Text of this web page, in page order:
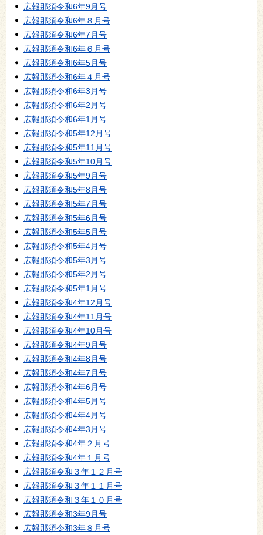
広報那須令和6年9月号
広報那須令和6年８月号
広報那須令和6年7月号
広報那須令和6年６月号
広報那須令和6年5月号
広報那須令和6年４月号
広報那須令和6年3月号
広報那須令和6年2月号
広報那須令和6年1月号
広報那須令和5年12月号
広報那須令和5年11月号
広報那須令和5年10月号
広報那須令和5年9月号
広報那須令和5年8月号
広報那須令和5年7月号
広報那須令和5年6月号
広報那須令和5年5月号
広報那須令和5年4月号
広報那須令和5年3月号
広報那須令和5年2月号
広報那須令和5年1月号
広報那須令和4年12月号
広報那須令和4年11月号
広報那須令和4年10月号
広報那須令和4年9月号
広報那須令和4年8月号
広報那須令和4年7月号
広報那須令和4年6月号
広報那須令和4年5月号
広報那須令和4年4月号
広報那須令和4年3月号
広報那須令和4年２月号
広報那須令和4年１月号
広報那須令和３年１２月号
広報那須令和３年１１月号
広報那須令和３年１０月号
広報那須令和3年9月号
広報那須令和3年８月号